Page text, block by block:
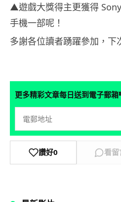
▲遊戲大獎得主更獲得
手機一部呢！
多謝各位讀者踴躍參加，下
更多精彩文章每日送到電子郵箱
讚好0 看留